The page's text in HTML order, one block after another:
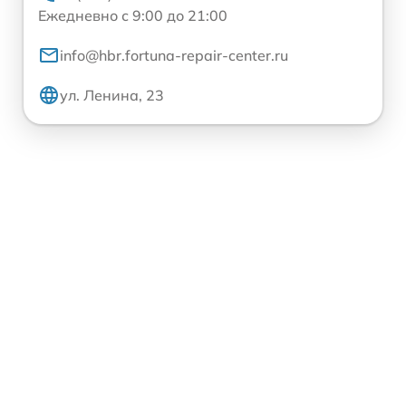
Ежедневно с 9:00 до 21:00
info@hbr.fortuna-repair-center.ru
ул. Ленина, 23